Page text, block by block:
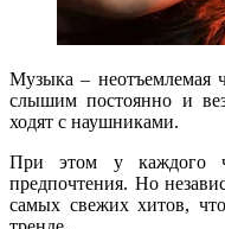
Музыка – неотъемлемая
слышим постоянно и
ходят с наушниками.
При этом у каждого
предпочтения. Но
самых свежих хитов,